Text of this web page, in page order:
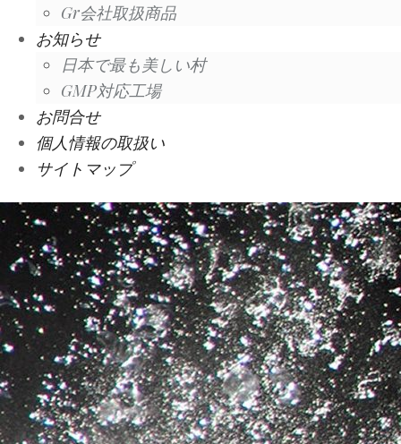
Gr会社取扱商品
お知らせ
日本で最も美しい村
GMP対応工場
お問合せ
個人情報の取扱い
サイトマップ